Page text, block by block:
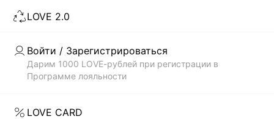
LOVE 2.0
Войти / Зарегистрироваться
Дарим 1000 LOVE-рублей при регистрации в
Программе лояльности
LOVE CARD
КАТАЛОГ